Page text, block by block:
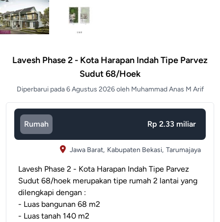
Lavesh Phase 2 - Kota Harapan Indah Tipe Parvez
Sudut 68/hoek
Diperbarui pada 6 Agustus 2026 oleh Muhammad Anas M Arif
Rumah Rp 2.33 miliar
Jawa Barat, Kabupaten Bekasi, Tarumajaya
Lavesh Phase 2 - Kota Harapan Indah Tipe Parvez
Sudut 68/hoek merupakan tipe rumah 2 lantai yang
dilengkapi dengan :
- Luas bangunan 68 m2
- Luas tanah 140 m2